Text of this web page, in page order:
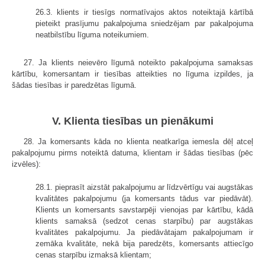
26.3. klients ir tiesīgs normatīvajos aktos noteiktajā kārtībā
pieteikt prasījumu pakalpojuma sniedzējam par pakalpojuma
neatbilstību līguma noteikumiem.
27. Ja klients neievēro līgumā noteikto pakalpojuma samaksas
kārtību, komersantam ir tiesības atteikties no līguma izpildes, ja
šādas tiesības ir paredzētas līgumā.
V. Klienta tiesības un pienākumi
28. Ja komersants kāda no klienta neatkarīga iemesla dēļ atceļ
pakalpojumu pirms noteiktā datuma, klientam ir šādas tiesības (pēc
izvēles):
28.1. pieprasīt aizstāt pakalpojumu ar līdzvērtīgu vai augstākas
kvalitātes pakalpojumu (ja komersants tādus var piedāvāt).
Klients un komersants savstarpēji vienojas par kārtību, kādā
klients samaksā (sedzot cenas starpību) par augstākas
kvalitātes pakalpojumu. Ja piedāvātajam pakalpojumam ir
zemāka kvalitāte, nekā bija paredzēts, komersants attiecīgo
cenas starpību izmaksā klientam;